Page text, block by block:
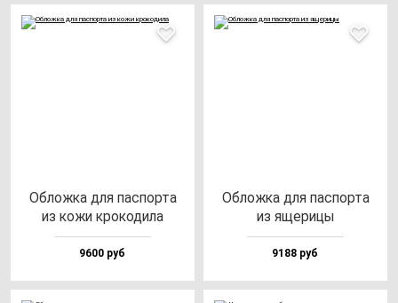
Облож­ка для пас­пор­та
из ко­жи кро­ко­ди­ла
9600 руб
Облож­ка для пас­пор­та
из яще­ри­цы
9188 руб